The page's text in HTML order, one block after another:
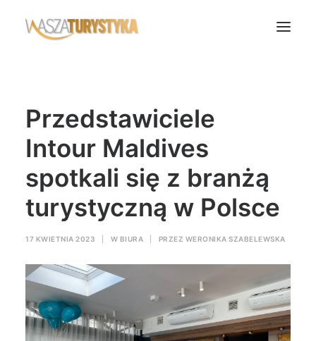
Biura podróży
Transport
Noclegi
Polska
Świat
Wasze Podróże
Przedstawiciele
Intour Maldives
spotkali się z branżą
turystyczną w Polsce
17 KWIETNIA 2023 W BIURA PRZEZ WERONIKA SZABELEWSKA